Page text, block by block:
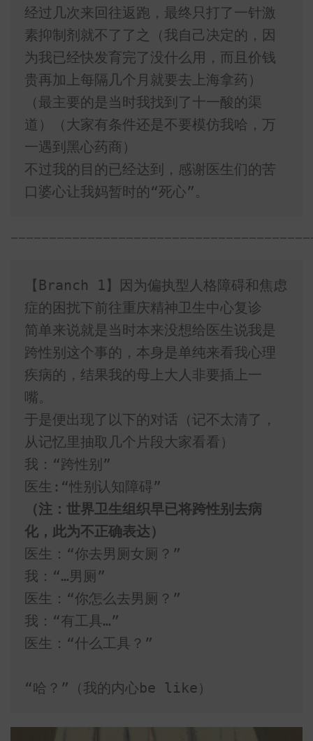
经过几次来回往返跑，最终只打了一针激
素抑制剂就不了了之（我自己决定的，因
为我已经快发育完了没什么用，而且价钱
贵再加上每隔几个月就要去上海拿药）
（最主要的是当时我找到了十一酸的渠
道）（大家有条件还是不要模仿我哈，万
一遇到黑心药商）
不过我的目的已经达到，感谢医生们的苦
口婆心让我妈暂时的“死心”。
【Branch 1】因为偏执型人格障碍和焦虑
症的困扰下前往重庆精神卫生中心复诊
简单来说就是当时本来没想给医生说我是
跨性别这个事的，本身是单纯来看我心理
疾病的，结果我的母上大人非要插上一
嘴。
于是便出现了以下的对话（记不太清了，
从记忆里抽取几个片段大家看看）
我：“跨性别”
（注：世界卫生组织早已将跨性别去病
化，此为不正确表达）
医生：“你去男厕女厕？”
我：“…男厕”
医生：“你怎么去男厕？”
我：“有工具…”
医生：“什么工具？”
“哈？”（我的内心be like）